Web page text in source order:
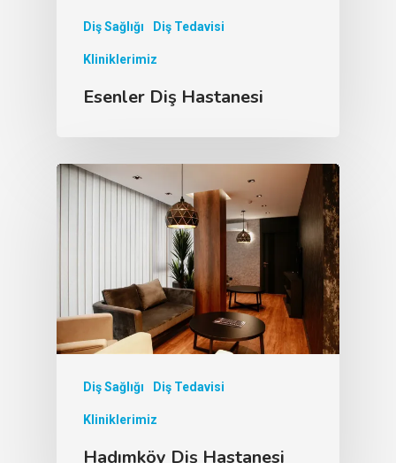
Diş Sağlığı Diş Tedavisi
Kliniklerimiz
Esenler Diş Hastanesi
Diş Sağlığı Diş Tedavisi
Kliniklerimiz
Hadımköy Diş Hastanesi